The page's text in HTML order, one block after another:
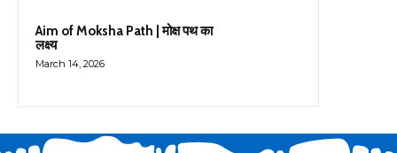
Aim of Moksha Path | मोक्ष पथ का
लक्ष्य
March 14, 2026